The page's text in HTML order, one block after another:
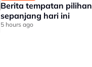
Berita tempatan pilihan
sepanjang hari ini
5 hours ago